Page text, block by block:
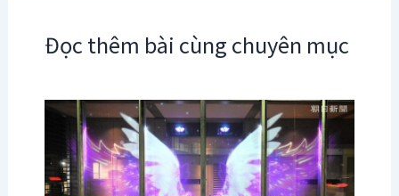
Đọc thêm bài cùng chuyên mục